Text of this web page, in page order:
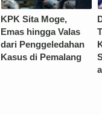
KPK Sita Moge,
Emas hingga Valas
dari Penggeledahan
Kasus di Pemalang